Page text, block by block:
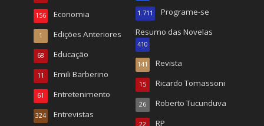
Economia
156
Edições Anteriores
1
Educação
68
Emili Barberino
11
Entretenimento
61
Entrevistas
324
Programe-se
1.711
Resumo das Novelas
410
Revista
141
Ricardo Tomassoni
15
Roberto Tucunduva
26
RP
22